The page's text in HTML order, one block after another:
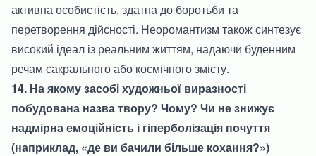
активна особистість, здатна до боротьби та
перетворення дійсності. Неоромантизм також синтезує
високий ідеал із реальним життям, надаючи буденним
речам сакрального або космічного змісту.
14. На якому засобі художньої виразності
побудована назва твору? Чому? Чи не знижує
надмірна емоційність і гіперболізація почуття
(наприклад, «де ви бачили більше кохання?»)